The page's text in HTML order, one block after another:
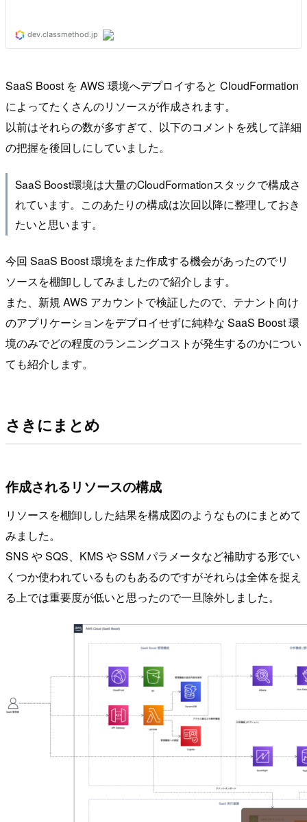
SaaS Boost を AWS 環境へデプロイすると CloudFormation
によってたくさんのリソースが作成されます。
以前はそれらの数が多すぎて、以下のコメントを残して詳細
の把握を後回しにしていました。
SaaS Boost環境は大量のCloudFormationスタックで構成さ
れています。このあたりの構成は次回以降に整理しておき
たいと思います。
今回 SaaS Boost 環境をまた作成する機会があったのでリ
ソースを棚卸ししてみましたので紹介します。
また、新規 AWS アカウントで検証したので、テナント向け
のアプリケーションをデプロイせずに純粋な SaaS Boost 環
境のみでどの程度のランニングコストが発生するのかについ
ても紹介します。
さきにまとめ
作成されるリソースの構成
リソースを棚卸しした結果を構成図のようなものにまとめて
みました。
SNS や SQS、KMS や SSM パラメータなど補助する形でい
くつか使われているものもあるのですがそれらは全体を捉え
る上では重要度が低いと思ったので一旦除外しました。